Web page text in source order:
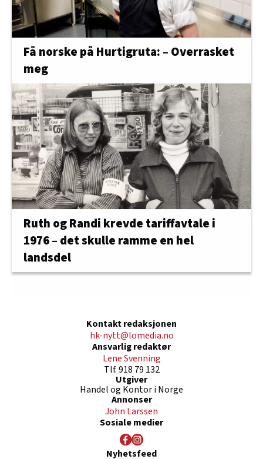
Få norske på Hurtigruta: – Overrasket
meg
Ruth og Randi krevde tariffavtale i
1976 – det skulle ramme en hel
landsdel
Kontakt redaksjonen
hk-nytt@lomedia.no
Ansvarlig redaktør
Lene Svenning
Tlf. 918 79 132
Utgiver
Handel og Kontor i Norge
Annonser
John Larssen
Sosiale medier
Nyhetsfeed